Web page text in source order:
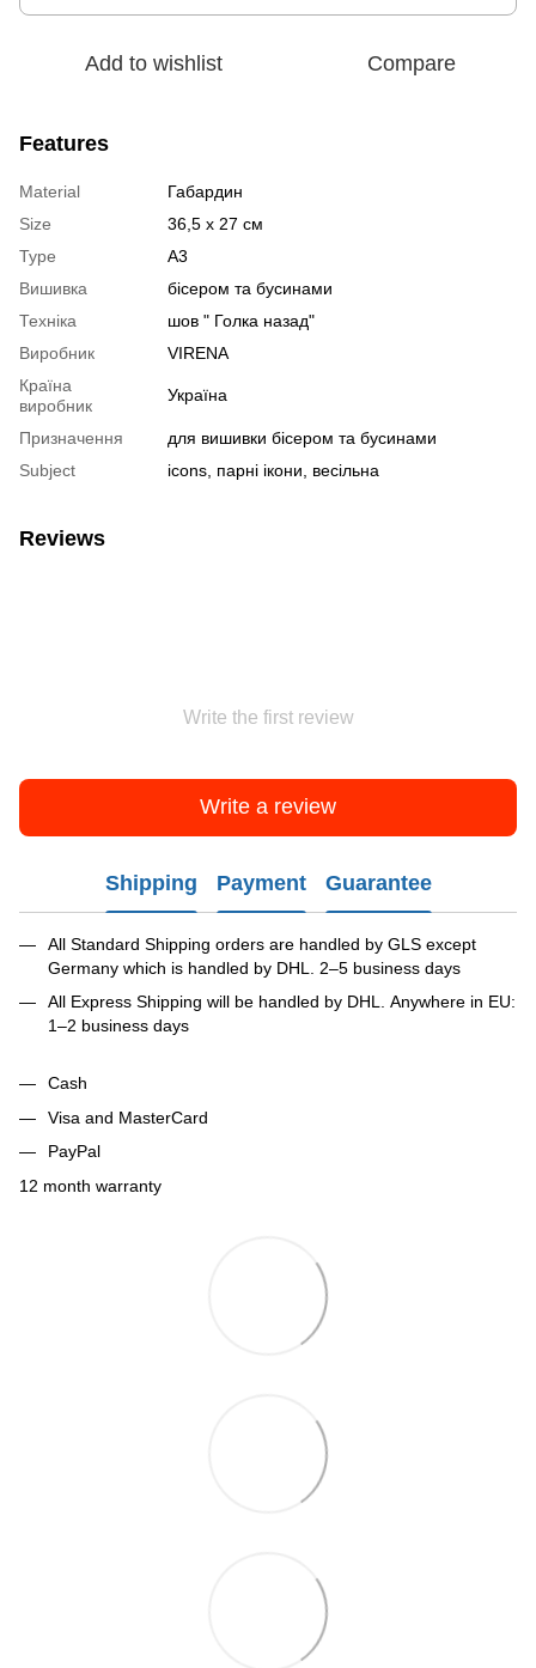
Add to wishlist Compare
Features
Material
Габардин
Size
36,5 х 27 см
Type
А3
Вишивка
бісером та бусинами
Техніка
шов " Голка назад"
Виробник
VIRENA
Країна
виробник
Україна
Призначення
для вишивки бісером та бусинами
Subject
icons, парні ікони, весільна
Reviews
Write the first review
Write a review
Shipping Payment Guarantee
All Standard Shipping orders are handled by GLS except
Germany which is handled by DHL. 2–5 business days
All Express Shipping will be handled by DHL. Anywhere in EU:
1–2 business days
Cash
Visa and MasterCard
PayPal
12 month warranty